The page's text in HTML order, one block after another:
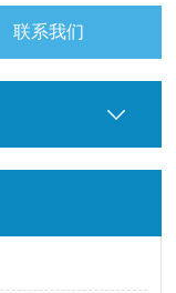
联系我们